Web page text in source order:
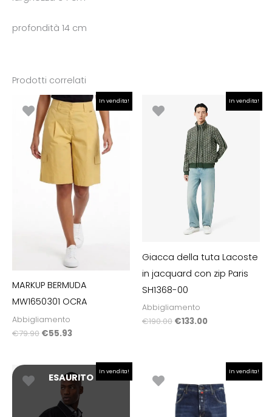
profondità 14 cm
Prodotti correlati
In vendita!
MARKUP BERMUDA
MW1650301 OCRA
Abbigliamento
€79.90
Il
prezzo
originale
era:
€79.90.
€55.93
prezzo
attuale
è:
€55.93.
In vendita!
Giacca della tuta Lacoste
in jacquard con zip Paris
SH1368-00
Abbigliamento
€190.00
prezzo
originale
era:
€190.00.
€133.00
prezzo
attuale
è:
€133.00.
In vendita!
ESAURITO
prezzo
originale
€70.00.
Il
prezzo
attuale
è:
€63.00.
In vendita!
originale
era:
€123.00.
prezzo
attuale
è:
€65.00.